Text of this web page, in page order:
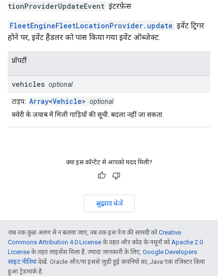
tionProviderUpdateEvent इंटरफ़ेस
FleetEngineFleetLocationProvider.update इवेंट ट्रिगर
होने पर, इवेंट हैंडलर को पास किया गया इवेंट ऑब्जेक्ट.
प्रॉपर्टी
vehicles optional
टाइप: Array<Vehicle> optional
क्वेरी के जवाब में मिली गाड़ियों की सूची. बदला नहीं जा सकता.
क्या इस कॉन्टेंट से आपको मदद मिली?
सुझाव भेजें
जब तक कुछ अलग से न बताया जाए, तब तक इस पेज की सामग्री कोCreative
Commons Attribution 4.0 License के तहत और कोड के नमूनों कोApache 2.0
License के तहत लाइसेंस मिला है. ज़्यादा जानकारी के लिए, Google Developers
साइट नीतियांदेखें. Oracle और/या इससे जुड़ी हुई कंपनियों का, Java एक रजिस्टर किया
हुआ ट्रेडमार्क है.